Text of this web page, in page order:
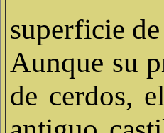
superficie
Aunque su
de cerdos,